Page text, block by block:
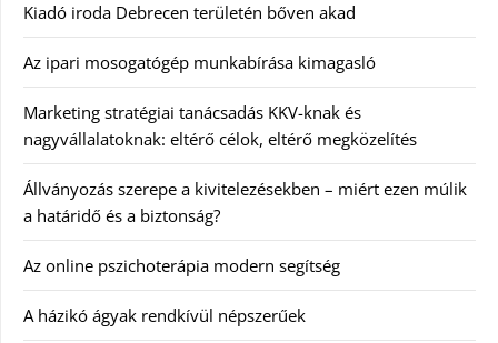
Kiadó iroda Debrecen területén bőven akad
Az ipari mosogatógép munkabírása kimagasló
Marketing stratégiai tanácsadás KKV-knak és
nagyvállalatoknak: eltérő célok, eltérő megközelítés
Állványozás szerepe a kivitelezésekben – miért ezen múlik
a határidő és a biztonság?
Az online pszichoterápia modern segítség
A házikó ágyak rendkívül népszerűek